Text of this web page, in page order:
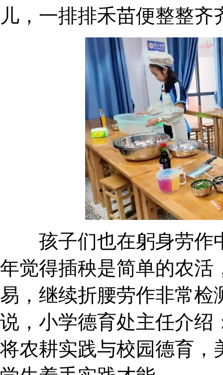
儿，一排排禾苗便整
孩子们也在躬身劳作
年觉得插秧是简单的农活
易，继续折腰劳作非
说，小学德育处主任介绍
将农耕实践与校园德育，